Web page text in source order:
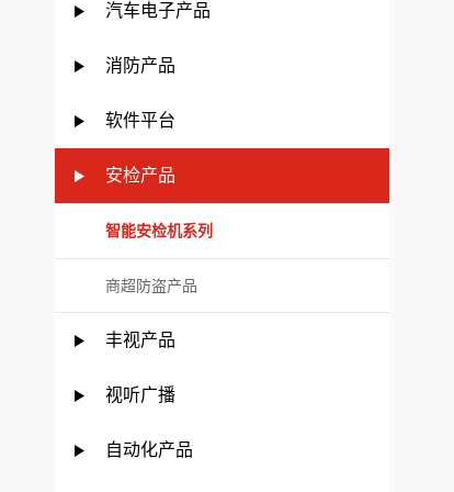
汽车电子产品
消防产品
软件平台
安检产品
智能安检机系列
商超防盗产品
丰视产品
视听广播
自动化产品